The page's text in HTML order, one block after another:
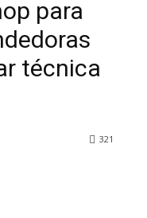
para
técnica
321